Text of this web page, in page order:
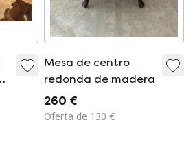
Mesa de centro
redonda de madera
260 €
Oferta de 130 €